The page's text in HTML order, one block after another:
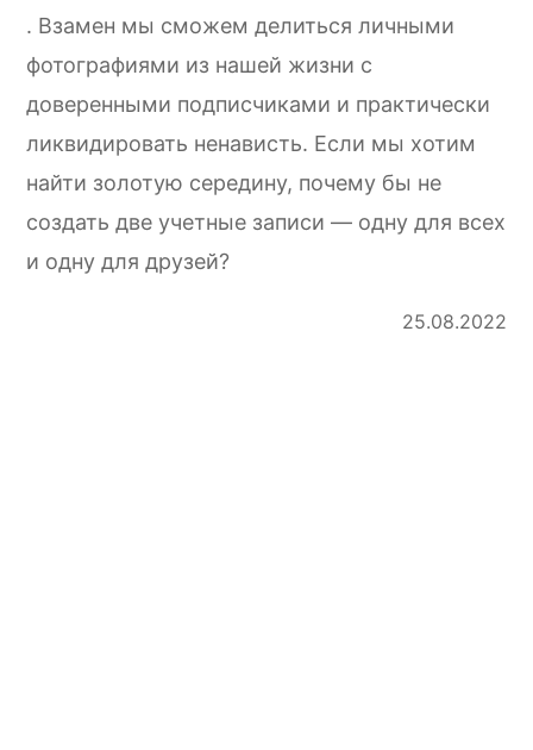
. Взамен мы сможем делиться личными
фотографиями из нашей жизни с
доверенными подписчиками и практически
ликвидировать ненависть. Если мы хотим
найти золотую середину, почему бы не
создать две учетные записи — одну для всех
и одну для друзей?
25.08.2022